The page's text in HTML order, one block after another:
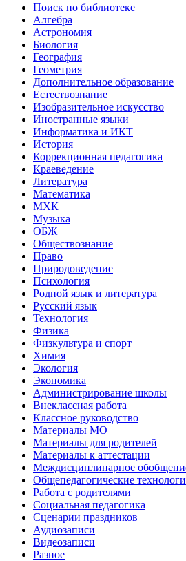
Поиск по библиотеке
Алгебра
Астрономия
Биология
География
Геометрия
Дополнительное образование
Естествознание
Изобразительное искусство
Иностранные языки
Информатика и ИКТ
История
Коррекционная педагогика
Краеведение
Литература
Математика
МХК
Музыка
ОБЖ
Обществознание
Право
Природоведение
Психология
Родной язык и литература
Русский язык
Технология
Физика
Физкультура и спорт
Химия
Экология
Экономика
Администрирование школы
Внеклассная работа
Классное руководство
Материалы МО
Материалы для родителей
Материалы к аттестации
Междисциплинарное
Общепедагогические
Работа с родителями
Социальная педагогика
Сценарии праздников
Аудиозаписи
Видеозаписи
Разное